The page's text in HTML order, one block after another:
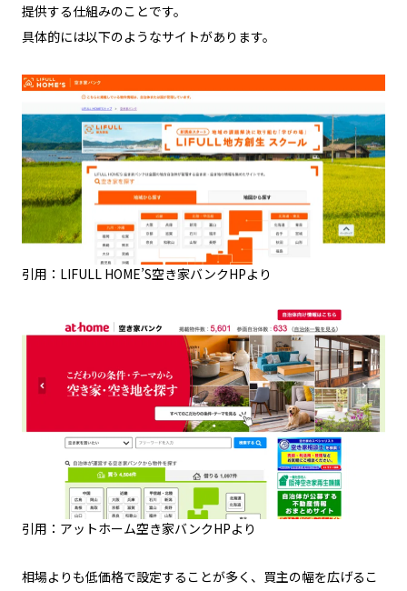
提供する仕組みのことです。
具体的には以下のようなサイトがあります。
引用：LIFULL HOME’S空き家バンクHPより
引用：アットホーム空き家バンクHPより
相場よりも低価格で設定することが多く、買主の幅を広げるこ